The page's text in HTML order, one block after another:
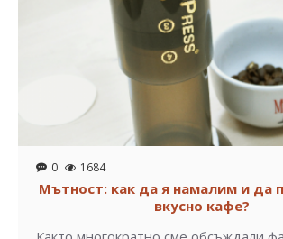
0 1684
Мътност: как да я намалим и да
вкусно кафе?